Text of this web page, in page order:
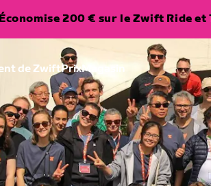
Économise 200 € sur le Zwift Ride et
de ZwiftPrixMagasin